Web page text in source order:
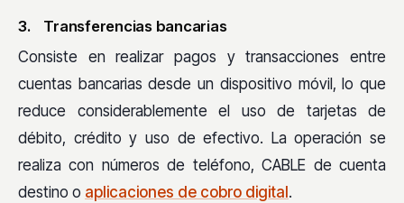
3. Transferencias bancarias
Consiste en realizar pagos y transacciones entre
cuentas bancarias desde un dispositivo móvil, lo que
reduce considerablemente el uso de tarjetas de
débito, crédito y uso de efectivo. La operación se
realiza con números de teléfono, CABLE de cuenta
destino o aplicaciones de cobro digital .